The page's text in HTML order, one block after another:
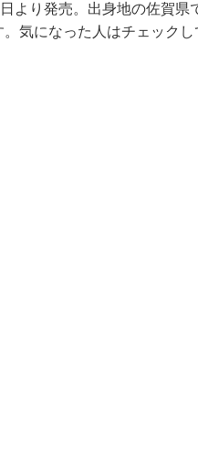
より発売。出身地の佐賀
気になった人はチェックし